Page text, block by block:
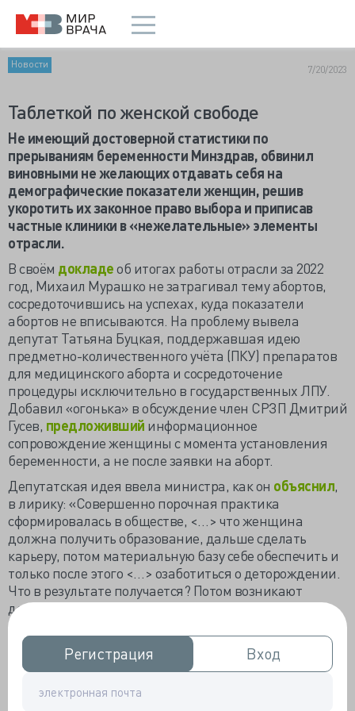
Регистрация
Регистрация Вход
Вход
Новости 7/20/2023
Таблеткой по женской свободе
Не имеющий достоверной статистики по
прерываниям беременности Минздрав, обвинил
виновными не желающих отдавать себя на
демографические показатели женщин, решив
укоротить их законное право выбора и приписав
частные клиники в «нежелательные» элементы
отрасли.
В своём докладеоб итогах работы отрасли за 2022
год, Михаил Мурашко не затрагивал тему абортов,
сосредоточившись на успехах, куда показатели
абортов не вписываются. На проблему вывела
депутат Татьяна Буцкая, поддержавшая идею
предметно-количественного учёта (ПКУ) препаратов
для медицинского аборта и сосредоточение
процедуры исключительно в государственных ЛПУ.
Добавил «огонька» в обсуждение член СРЗП Дмитрий
Гусев, предложивший информационное
сопровождение женщины с момента установления
беременности, а не после заявки на аборт.
Депутатская идея ввела министра, как он объяснил,
в лирику: «Совершенно порочная практика
сформировалась в обществе, <…> что женщина
должна получить образование, дальше сделать
карьеру, потом материальную базу себе обеспечить и
только после этого <…> озаботиться о деторождении.
Что в результате получается? Потом возникают
дополнительные проблемы в виде бесплодия,
невынашивания и многих других проблем: ЭКО,
потом перинатальная диагностика для выявления
врождённых пороков развития, сокращается время
до рождения третьего и четвёртого ребёнка».
За прошлый год в стране провели 395 201 аборт, что